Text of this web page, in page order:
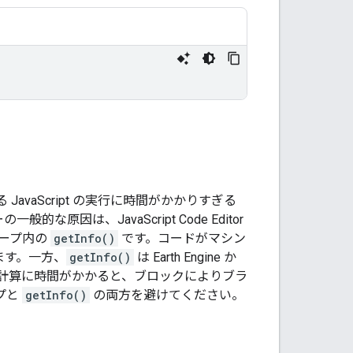
JavaScript の実行に時間がかかりすぎる
一般的な原因は、JavaScript Code Editor
プ内の getInfo() です。コードがマシン
。一方、
getInfo() は Earth Engine か
に時間がかかると、ブロックによりブラ
と
getInfo() の両方を避けてください。